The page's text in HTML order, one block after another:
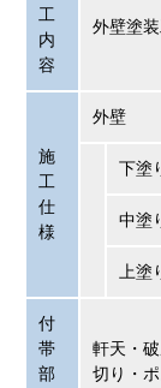
工
内
容
外壁塗
施
工
仕
様
外壁
下塗
中塗
上塗
付
帯
部
軒天・
切り・